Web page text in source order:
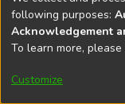
following purposes:
Acknowledgement
To learn more,
Customize